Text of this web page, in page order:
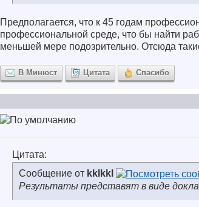
Предполагается, что к 45 годам
профессиональной среде, что бы найти
меньшей мере подозрительно. Отсюда
В Минюст Цитата Спасибо
Цитата:
Сообщение от kklkkl
Результаты представят в виде